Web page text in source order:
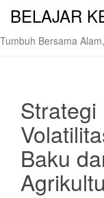
BELAJAR
Tumbuh Bersama
Strategi
Baku